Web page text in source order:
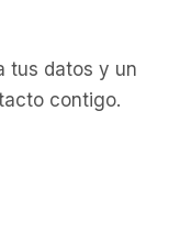
tus datos y un
contigo.